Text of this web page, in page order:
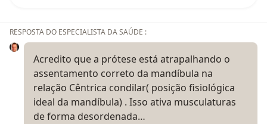
RESPOSTA DO ESPECIALISTA DA SAÚDE :
Acredito que a prótese está atrapalhando o
assentamento correto da mandíbula na
relação Cêntrica condilar( posição fisiológica
ideal da mandíbula) . Isso ativa musculaturas
de forma desordenada…